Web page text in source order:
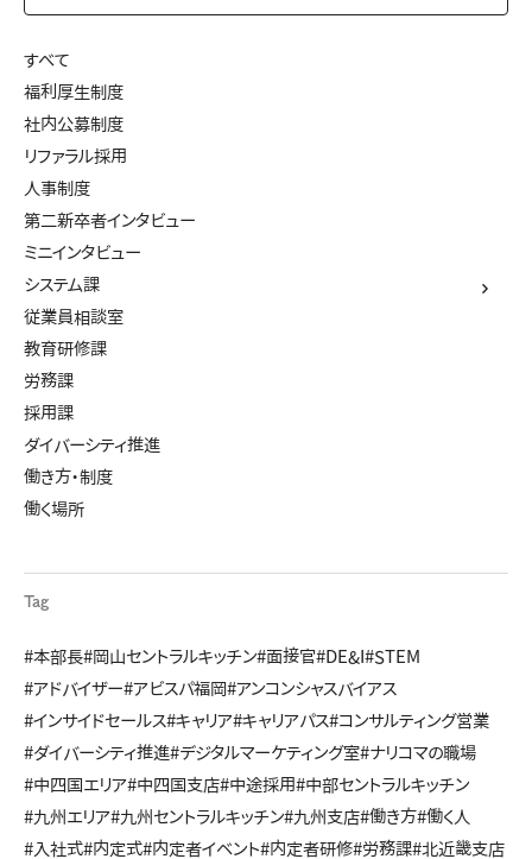
すべて
福利厚生制度
社内公募制度
リファラル採用
人事制度
第二新卒者インタビュー
ミニインタビュー
システム課
従業員相談室
教育研修課
労務課
採用課
ダイバーシティ推進
働き方・制度
働く場所
Tag
#本部長#岡山セントラルキッチン#面接官#DE&I #STEM
#アドバイザー#アビスパ福岡#アンコンシャスバイアス
#インサイドセールス#キャリア#キャリアパス#コンサルティング営業
#ダイバーシティ推進#デジタルマーケティング室#ナリコマの職場
#中四国エリア#中四国支店#中途採用#中部セントラルキッチン
#九州エリア#九州セントラルキッチン#九州支店#働き方#働く人
#入社式#内定式#内定者イベント#内定者研修#労務課#北近畿支店